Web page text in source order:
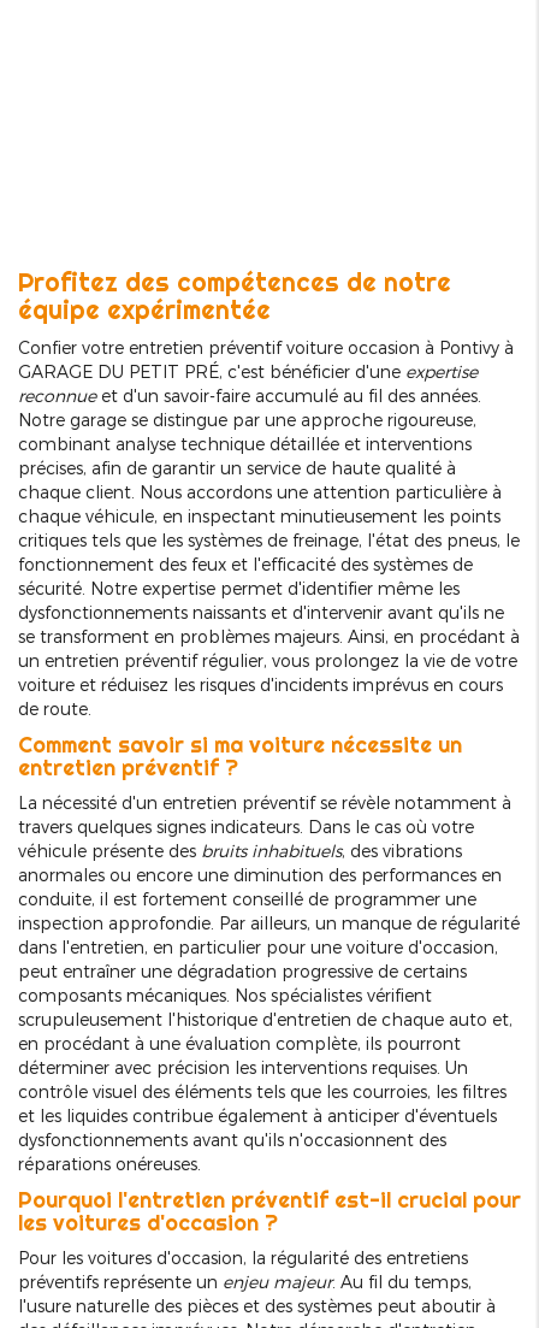
Profitez des compétences de notre
équipe expérimentée
Confier votre entretien préventif voiture occasion à Pontivy à
GARAGE DU PETIT PRÉ, c'est bénéficier d'une expertise
reconnueet d'un savoir-faire accumulé au fil des années.
Notre garage se distingue par une approche rigoureuse,
combinant analyse technique détaillée et interventions
précises, afin de garantir un service de haute qualité à
chaque client. Nous accordons une attention particulière à
chaque véhicule, en inspectant minutieusement les points
critiques tels que les systèmes de freinage, l'état des pneus, le
fonctionnement des feux et l'efficacité des systèmes de
sécurité. Notre expertise permet d'identifier même les
dysfonctionnements naissants et d'intervenir avant qu'ils ne
se transforment en problèmes majeurs. Ainsi, en procédant à
un entretien préventif régulier, vous prolongez la vie de votre
voiture et réduisez les risques d'incidents imprévus en cours
de route.
Comment savoir si ma voiture nécessite un
entretien préventif ?
La nécessité d'un entretien préventif se révèle notamment à
travers quelques signes indicateurs. Dans le cas où votre
véhicule présente des bruits inhabituels, des vibrations
anormales ou encore une diminution des performances en
conduite, il est fortement conseillé de programmer une
inspection approfondie. Par ailleurs, un manque de régularité
dans l'entretien, en particulier pour une voiture d'occasion,
peut entraîner une dégradation progressive de certains
composants mécaniques. Nos spécialistes vérifient
scrupuleusement l'historique d'entretien de chaque auto et,
en procédant à une évaluation complète, ils pourront
déterminer avec précision les interventions requises. Un
contrôle visuel des éléments tels que les courroies, les filtres
et les liquides contribue également à anticiper d'éventuels
dysfonctionnements avant qu'ils n'occasionnent des
réparations onéreuses.
Pourquoi l'entretien préventif est-il crucial pour
les voitures d'occasion ?
Pour les voitures d'occasion, la régularité des entretiens
préventifs représente un enjeu majeur. Au fil du temps,
l'usure naturelle des pièces et des systèmes peut aboutir à